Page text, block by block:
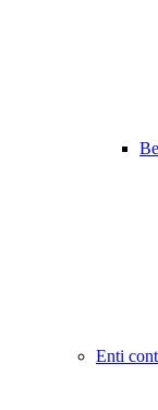
Enti